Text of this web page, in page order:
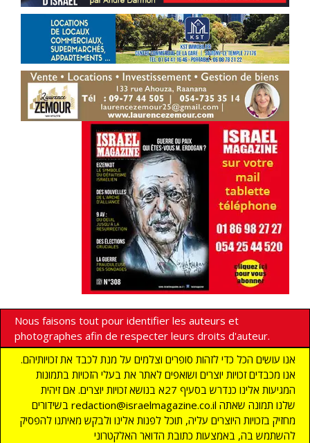
Nous faisons tout pour identifier les auteurs et
photographes afin de respecter leurs droits d'auteur.
אנו עושים הכל כדי לזהות סופרים וצלמים על מנת לכבד את זכויותיהם.
אנו מכבדים זכויות יוצרים ושואפים לאתר את בעלי הזכויות בתמונות
המגיעות אלינו כנדרש בסעיף 27א בנושא זכויות יוצרים. אם זיהית
בשידורים redaction@israelmagazine.co.il שלנו תמונה שאתה
מחזיק בזכויות היוצרים עליה, תוכל לפנות אלינו ולבקש מאיתנו להפסיק
להשתמש בה, באמצעות כתובת הדואר האלקטרוני